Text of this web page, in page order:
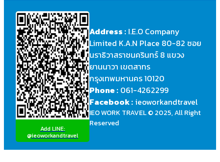
Add LINE:
@ieoworkandtravel
Address : I.E.O Company
Limited K.A.N Place 80-82 ซอย
นราธิวาสราชนครินทร์ 8 แขวง
ยานนาวา เขตสาทร
กรุงเทพมหานคร 10120
Phone : 061-4262299
Facebook : ieoworkandtravel
IEO WORK TRAVEL © 2025, All Right
Reserved